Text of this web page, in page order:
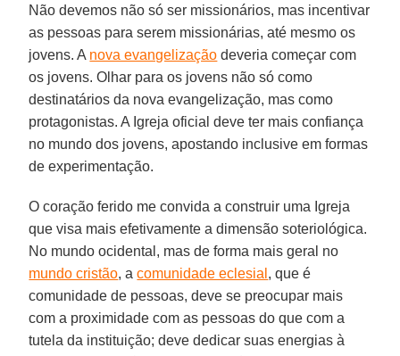
Não devemos não só ser missionários, mas incentivar
as pessoas para serem missionárias, até mesmo os
jovens. A nova evangelização deveria começar com
os jovens. Olhar para os jovens não só como
destinatários da nova evangelização, mas como
protagonistas. A Igreja oficial deve ter mais confiança
no mundo dos jovens, apostando inclusive em formas
de experimentação.
O coração ferido me convida a construir uma Igreja
que visa mais efetivamente a dimensão soteriológica.
No mundo ocidental, mas de forma mais geral no
mundo cristão, acomunidade eclesial , que é
comunidade de pessoas, deve se preocupar mais
com a proximidade com as pessoas do que com a
tutela da instituição; deve dedicar suas energias à